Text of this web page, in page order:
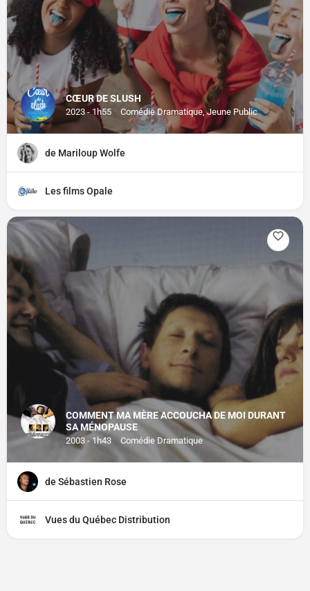
CŒUR DE SLUSH
2023 - 1h55 Comédie Dramatique, Jeune Public
de Mariloup Wolfe
Les films Opale
COMMENT MA MÈRE ACCOUCHA DE MOI DURANT
SA MÉNOPAUSE
2003 - 1h43 Comédie Dramatique
de Sébastien Rose
Vues du Québec Distribution